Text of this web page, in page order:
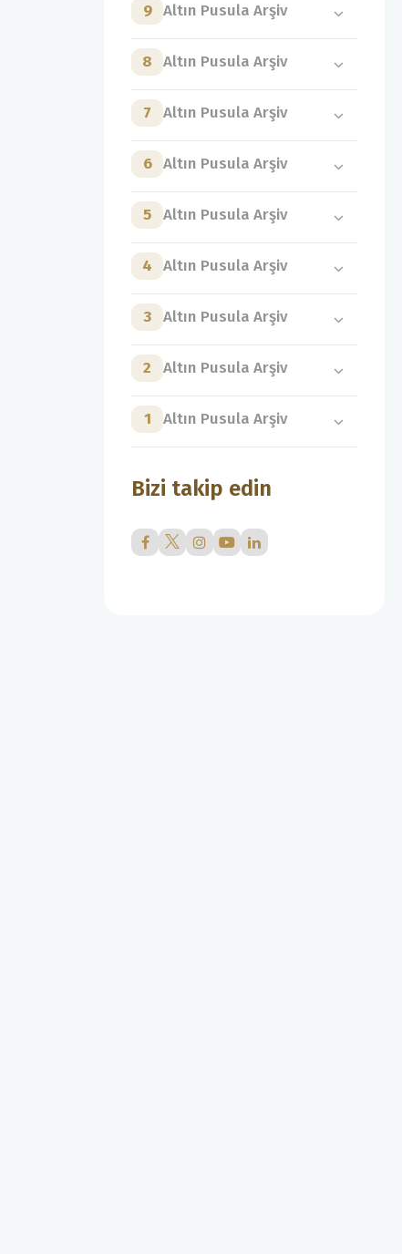
9 Altın Pusula Arşiv
8 Altın Pusula Arşiv
7 Altın Pusula Arşiv
6 Altın Pusula Arşiv
5 Altın Pusula Arşiv
4 Altın Pusula Arşiv
3 Altın Pusula Arşiv
2 Altın Pusula Arşiv
1 Altın Pusula Arşiv
Bizi takip edin